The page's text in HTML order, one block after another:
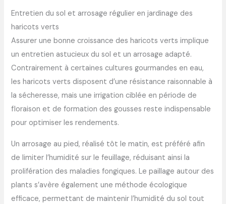
Entretien du sol et arrosage régulier en jardinage des
haricots verts
Assurer une bonne croissance des haricots verts implique
un entretien astucieux du sol et un arrosage adapté.
Contrairement à certaines cultures gourmandes en eau,
les haricots verts disposent d’une résistance raisonnable à
la sécheresse, mais une irrigation ciblée en période de
floraison et de formation des gousses reste indispensable
pour optimiser les rendements.
Un arrosage au pied, réalisé tôt le matin, est préféré afin
de limiter l’humidité sur le feuillage, réduisant ainsi la
prolifération des maladies fongiques. Le paillage autour des
plants s’avère également une méthode écologique
efficace, permettant de maintenir l’humidité du sol tout